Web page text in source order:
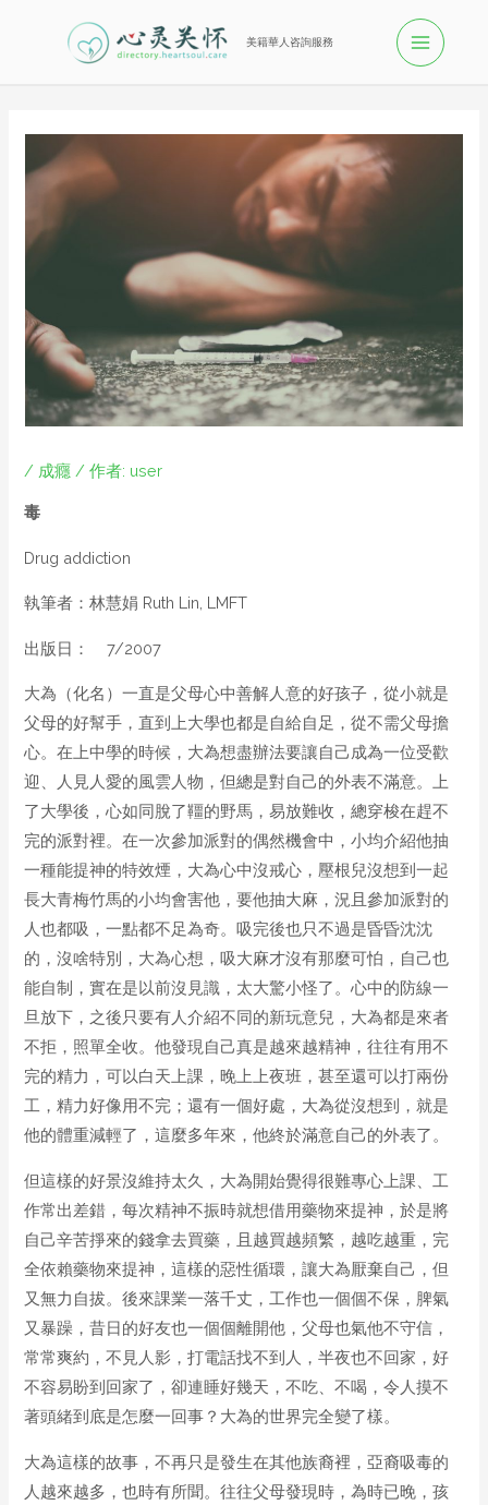
美籍華人咨詢服務
/ 成癮 / 作者: user
毒
Drug addiction
執筆者：林慧娟 Ruth Lin, LMFT
出版日： 7/2007
大為（化名）一直是父母心中善解人意的好孩子，從小就是
父母的好幫手，直到上大學也都是自給自足，從不需父母擔
心。在上中學的時候，大為想盡辦法要讓自己成為一位受歡
迎、人見人愛的風雲人物，但總是對自己的外表不滿意。上
了大學後，心如同脫了韁的野馬，易放難收，總穿梭在趕不
完的派對裡。在一次參加派對的偶然機會中，小均介紹他抽
一種能提神的特效煙，大為心中沒戒心，壓根兒沒想到一起
長大青梅竹馬的小均會害他，要他抽大麻，況且參加派對的
人也都吸，一點都不足為奇。吸完後也只不過是昏昏沈沈
的，沒啥特別，大為心想，吸大麻才沒有那麼可怕，自己也
能自制，實在是以前沒見識，太大驚小怪了。心中的防線一
旦放下，之後只要有人介紹不同的新玩意兒，大為都是來者
不拒，照單全收。他發現自己真是越來越精神，往往有用不
完的精力，可以白天上課，晚上上夜班，甚至還可以打兩份
工，精力好像用不完；還有一個好處，大為從沒想到，就是
他的體重減輕了，這麼多年來，他終於滿意自己的外表了。
但這樣的好景沒維持太久，大為開始覺得很難專心上課、工
作常出差錯，每次精神不振時就想借用藥物來提神，於是將
自己辛苦掙來的錢拿去買藥，且越買越頻繁，越吃越重，完
全依賴藥物來提神，這樣的惡性循環，讓大為厭棄自己，但
又無力自拔。後來課業一落千丈，工作也一個個不保，脾氣
又暴躁，昔日的好友也一個個離開他，父母也氣他不守信，
常常爽約，不見人影，打電話找不到人，半夜也不回家，好
不容易盼到回家了，卻連睡好幾天，不吃、不喝，令人摸不
著頭緒到底是怎麼一回事？大為的世界完全變了樣。
大為這樣的故事，不再只是發生在其他族裔裡，亞裔吸毒的
人越來越多，也時有所聞。往往父母發現時，為時已晚，孩